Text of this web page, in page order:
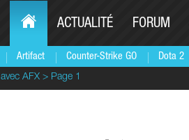
Artifact Counter-Strike GO Dota 2
ACTUALITÉ FORUM
AFX > Page 1